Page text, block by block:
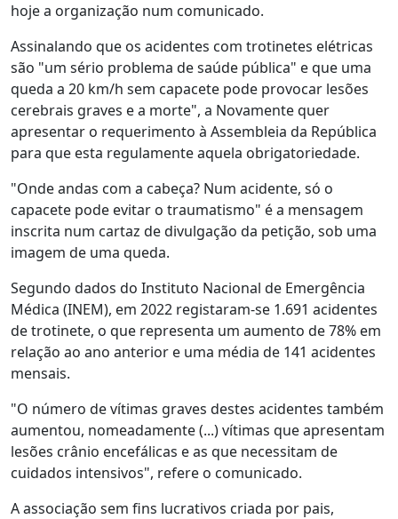
hoje a organização num comunicado.
Assinalando que os acidentes com trotinetes elétricas
são "um sério problema de saúde pública" e que uma
queda a 20 km/h sem capacete pode provocar lesões
cerebrais graves e a morte", a Novamente quer
apresentar o requerimento à Assembleia da República
para que esta regulamente aquela obrigatoriedade.
"Onde andas com a cabeça? Num acidente, só o
capacete pode evitar o traumatismo" é a mensagem
inscrita num cartaz de divulgação da petição, sob uma
imagem de uma queda.
Segundo dados do Instituto Nacional de Emergência
Médica (INEM), em 2022 registaram-se 1.691 acidentes
de trotinete, o que representa um aumento de 78% em
relação ao ano anterior e uma média de 141 acidentes
mensais.
"O número de vítimas graves destes acidentes também
aumentou, nomeadamente (...) vítimas que apresentam
lesões crânio encefálicas e as que necessitam de
cuidados intensivos", refere o comunicado.
A associação sem fins lucrativos criada por pais,